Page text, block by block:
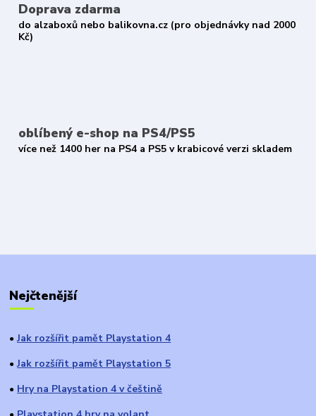
Doprava zdarma
do alzaboxů nebo balikovna.cz (pro objednávky nad 2000
Kč)
oblíbený e-shop na PS4/PS5
více než 1400 her na PS4 a PS5 v krabicové verzi skladem
Nejčtenější
● Jak rozšířit pamět Playstation 4
● Jak rozšířit pamět Playstation 5
● Hry na Playstation 4 v češtině